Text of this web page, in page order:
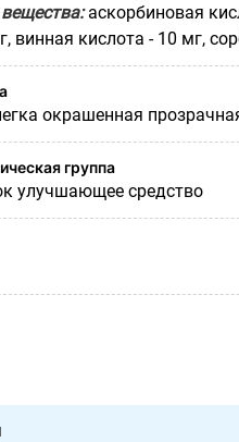
аскорбиновая
винная кислота - 10 мг,
окрашенная
группа
улучшающее средство